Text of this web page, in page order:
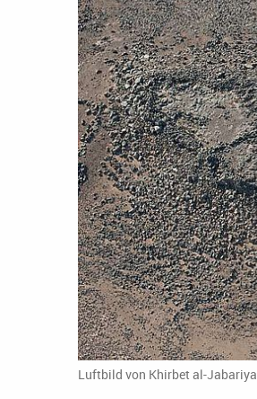
Luftbild von Khirbet al-